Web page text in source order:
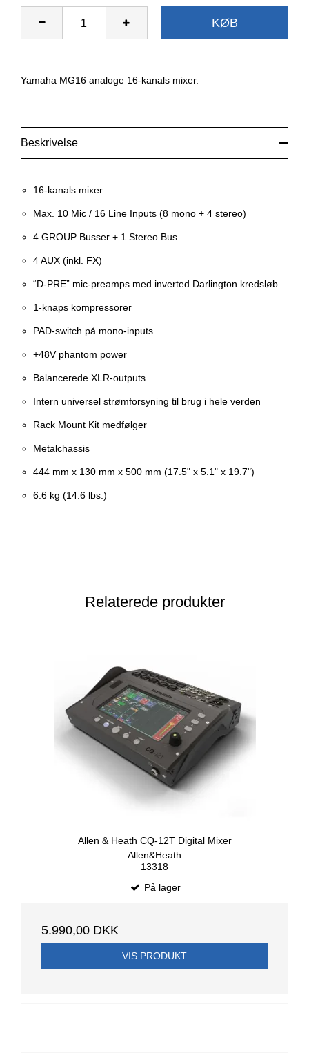
KØB
Yamaha MG16 analoge 16-kanals mixer.
Beskrivelse
16-kanals mixer
Max. 10 Mic / 16 Line Inputs (8 mono + 4 stereo)
4 GROUP Busser + 1 Stereo Bus
4 AUX (inkl. FX)
“D-PRE” mic-preamps med inverted Darlington kredsløb
1-knaps kompressorer
PAD-switch på mono-inputs
+48V phantom power
Balancerede XLR-outputs
Intern universel strømforsyning til brug i hele verden
Rack Mount Kit medfølger
Metalchassis
444 mm x 130 mm x 500 mm (17.5" x 5.1" x 19.7")
6.6 kg (14.6 lbs.)
Relaterede produkter
Allen & Heath CQ-12T Digital Mixer
Allen&Heath
13318
På lager
5.990,00 DKK
VIS PRODUKT